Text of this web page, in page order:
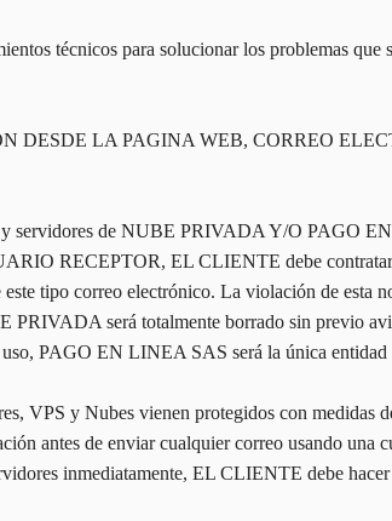
técnicos para solucionar los problemas
DESDE LA PAGINA WEB, CORREO
servidores de NUBE PRIVADA Y/O PAGO
RECEPTOR, EL CLIENTE debe contratar
tipo correo electrónico. La violación de
PRIVADA será totalmente borrado sin previo
uso, PAGO EN LINEA SAS será la única
VPS y Nubes vienen protegidos con
antes de enviar cualquier correo usando
inmediatamente, EL CLIENTE debe